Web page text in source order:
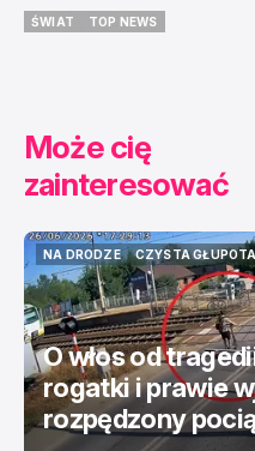
ŚWIAT
TOP NEWS
Może cię
zainteresować
NA DRODZE
NA DRODZE
CZYSTA
CZYSTA
O włos od
rogatki i prawie
rozpędzony